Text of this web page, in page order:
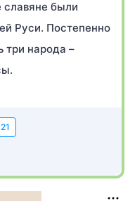
славяне были
Руси. Постепенно
три народа –